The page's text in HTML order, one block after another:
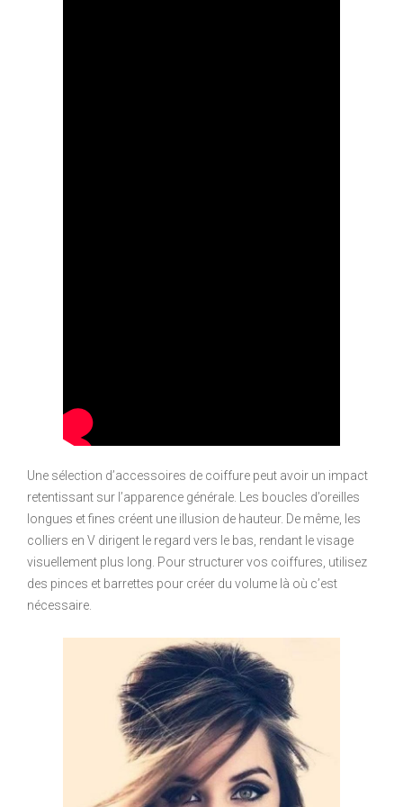
Une sélection d’accessoires de coiffure peut avoir un impact
retentissant sur l’apparence générale. Les boucles d’oreilles
longues et fines créent une illusion de hauteur. De même, les
colliers en V dirigent le regard vers le bas, rendant le visage
visuellement plus long. Pour structurer vos coiffures, utilisez
des pinces et barrettes pour créer du volume là où c’est
nécessaire.